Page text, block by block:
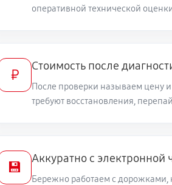
оперативной технической
₽
Стоимость после
После проверки называем цену
требуют восстановления,
💾
Аккуратно с электронной
Бережно работаем с дорожками,